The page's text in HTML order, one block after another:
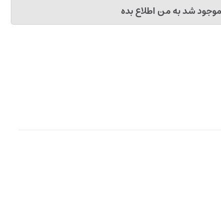
موجود شد به من اطلاع بده